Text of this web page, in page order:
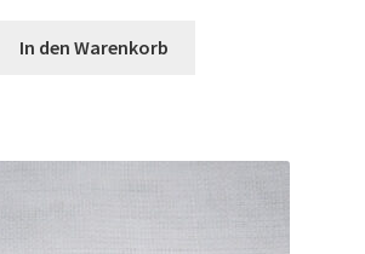
In den Warenkorb